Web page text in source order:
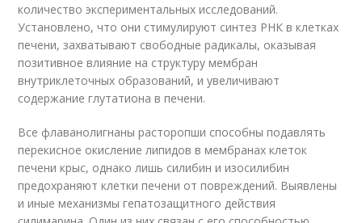
количество экспериментальных исследований.
Установлено, что они стимулируют синтез РНК в клетках
печени, захватывают свободные радикалы, оказывая
позитивное влияние на структуру мембран
внутриклеточных образований, и увеличивают
содержание глутатиона в печени.
Все флаванолигнаны расторопши способны подавлять
перекисное окисление липидов в мембранах клеток
печени крыс, однако лишь силибин и изосилибин
предохраняют клетки печени от повреждений. Выявлены
и иные механизмы гепатозащитного действия